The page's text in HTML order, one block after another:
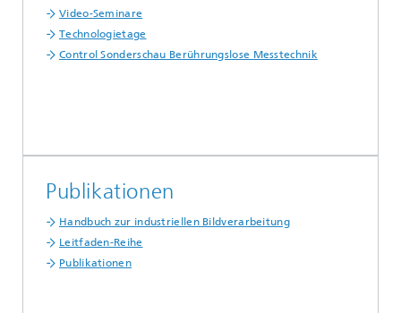
Video-Seminare
Technologietage
Control Sonderschau Berührungslose Messtechnik
Publikationen
Handbuch zur industriellen Bildverarbeitung
Leitfaden-Reihe
Publikationen